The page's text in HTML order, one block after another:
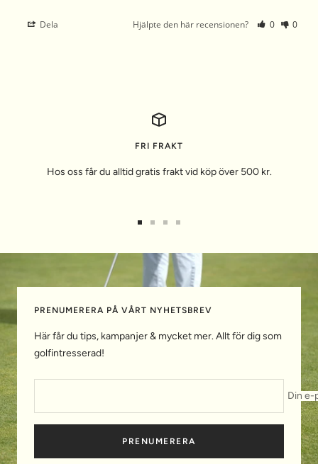
Dela Hjälpte den här recensionen? 0 0
FRI FRAKT
Hos oss får du alltid gratis frakt vid köp över 500 kr.
bild
2
bild
3
bild
4
PRENUMERERA PÅ VÅRT NYHETSBREV
Här får du tips, kampanjer & mycket mer. Allt för dig som
golfintresserad!
Din e-
PRENUMERERA